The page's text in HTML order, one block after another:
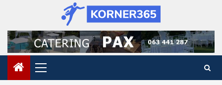
content
Primary
Menu